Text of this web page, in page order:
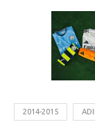
2014-2015